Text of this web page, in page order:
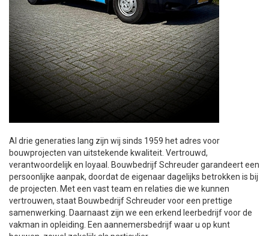
Al drie generaties lang zijn wij sinds 1959 het adres voor
bouwprojecten van uitstekende kwaliteit. Vertrouwd,
verantwoordelijk en loyaal. Bouwbedrijf Schreuder garandeert een
persoonlijke aanpak, doordat de eigenaar dagelijks betrokken is bij
de projecten. Met een vast team en relaties die we kunnen
vertrouwen, staat Bouwbedrijf Schreuder voor een prettige
samenwerking. Daarnaast zijn we een erkend leerbedrijf voor de
vakman in opleiding. Een aannemersbedrijf waar u op kunt